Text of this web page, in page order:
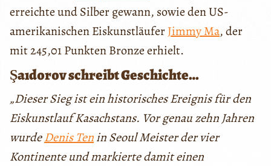
erreichte und Silber gewann, sowie den US-
amerikanischen EiskunstläuferJimmy Ma, der
mit 245,01 Punkten Bronze erhielt.
Şaıdorov schreibt Geschichte…
„Dieser Sieg ist ein historisches Ereignis für den
Eiskunstlauf Kasachstans. Vor genau zehn Jahren
wurdeDenis Tenin Seoul Meister der vier
Kontinente und markierte damit einen